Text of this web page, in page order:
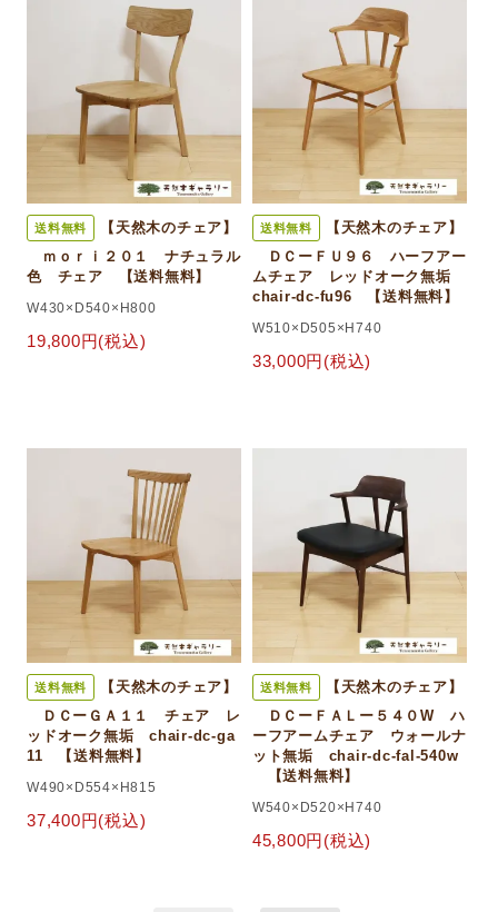
送料無料
【天然木のチェア】
ｍｏｒｉ２０１ ナチュラル
色 チェア 【送料無料】
W430×D540×H800
19,800円(税込)
送料無料
【天然木のチェア】
ＤＣーＦＵ９６ ハーフアー
ムチェア レッドオーク無垢
chair-dc-fu96 【送料無料】
W510×D505×H740
33,000円(税込)
送料無料
【天然木のチェア】
ＤＣーＧＡ１１ チェア レ
ッドオーク無垢 chair-dc-ga
11 【送料無料】
W490×D554×H815
37,400円(税込)
送料無料
【天然木のチェア】
ＤＣーＦＡＬー５４０W ハ
ーフアームチェア ウォールナ
ット無垢 chair-dc-fal-540w
【送料無料】
W540×D520×H740
45,800円(税込)